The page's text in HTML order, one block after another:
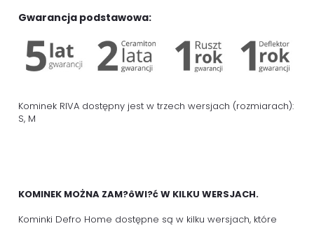
Gwarancja podstawowa:
Kominek RIVA dostępny jest w trzech wersjach (rozmiarach):
S, M
KOMINEK MOŻNA ZAM?ôWI?ć W KILKU WERSJACH.
Kominki Defro Home dostępne są w kilku wersjach, które